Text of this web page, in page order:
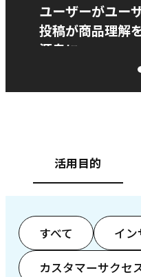
ユーザーがユー
投稿が商品理解
源泉に
活用目的
すべて イ
カスタマーサクセ